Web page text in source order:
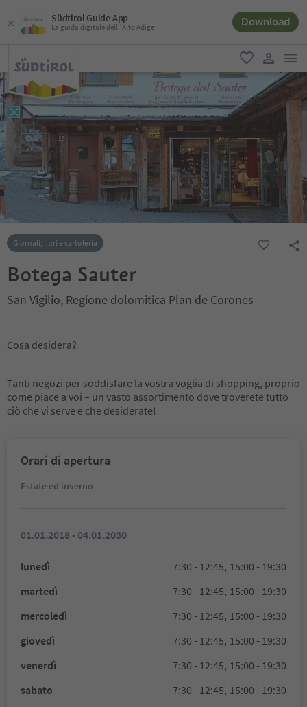
Südtirol Guide App
La guida digitale dell´Alto Adige Download
favoriti
user link
Giornali, libri e cartoleria
Botega Sauter
San Vigilio, Regione dolomitica Plan de Corones
Cosa desidera?
Tanti negozi per soddisfare la vostra voglia di shopping, proprio
come piace a voi – un vasto assortimento dove troverete tutto
ciò che vi serve e che desiderate!
Orari di apertura
Estate ed inverno
01.01.2018 - 04.01.2030
lunedì 7:30 - 12:45, 15:00 - 19:30
martedì
7:30 - 12:45, 15:00 - 19:30
mercoledì
7:30 - 12:45, 15:00 - 19:30
giovedì
7:30 - 12:45, 15:00 - 19:30
venerdì
7:30 - 12:45, 15:00 - 19:30
sabato
7:30 - 12:45, 15:00 - 19:30